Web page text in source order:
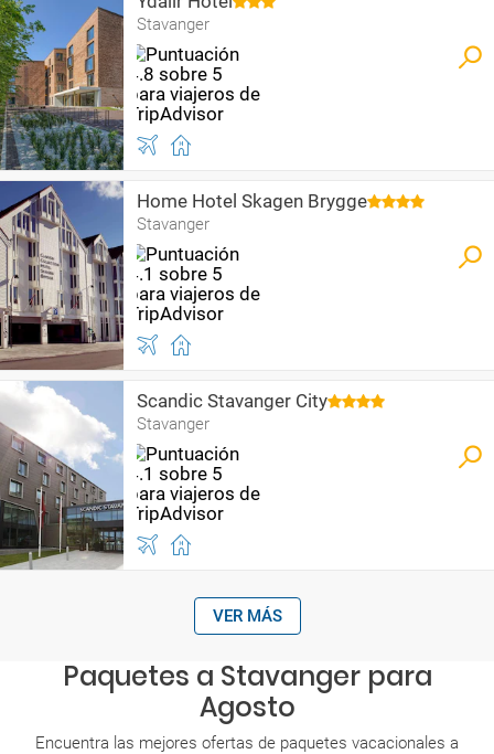
Stavanger
Home Hotel Skagen Brygge
Stavanger
Scandic Stavanger City
Stavanger
VER MÁS
Paquetes a Stavanger para
Agosto
Encuentra las mejores ofertas de paquetes vacacionales a